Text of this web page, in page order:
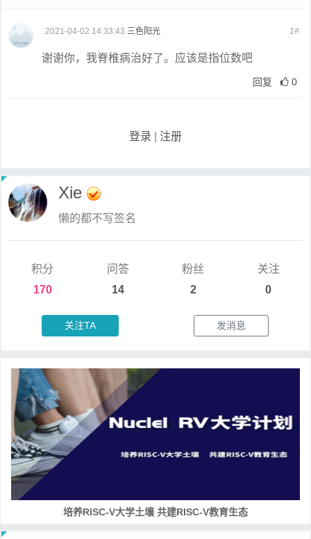
2021-04-02 14:33:43 三色阳光 1#
谢谢你，我脊椎病治好了。应该是指位数吧
回复 0
登录 注册
Xie
懒的都不写签名
积分
170
问答
14
粉丝
2
关注
0
关注TA 发消息
培养RISC-V大学土壤 共建RISC-V教育生态